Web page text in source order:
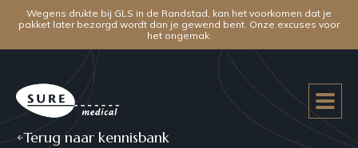
Wegens drukte bij GLS in de Randstad, kan het voorkomen dat je
pakket later bezorgd wordt dan je gewend bent. Onze excuses voor
het ongemak.
Terug naar kennisbank